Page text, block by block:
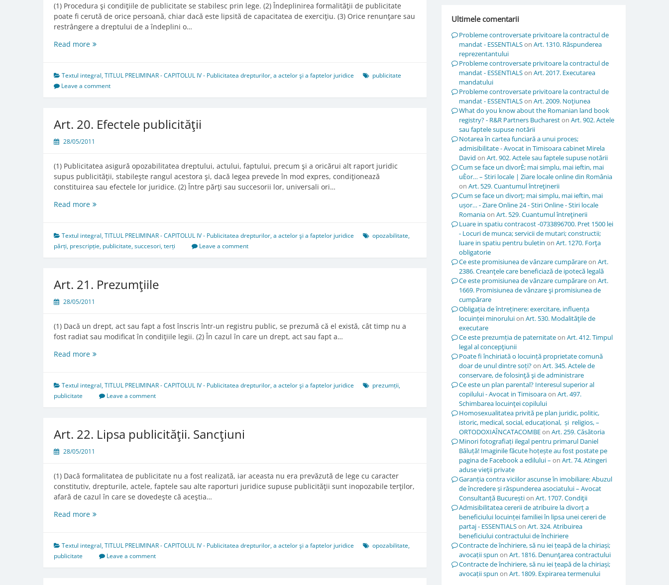
(1) Procedura şi condiţiile de publicitate se stabilesc prin lege. (2) Îndeplinirea formalităţii de publicitate
poate fi cerută de orice persoană, chiar dacă este lipsită de capacitatea de exerciţiu. (3) Orice renunţare sau
restrângere a dreptului de a îndeplini o…
Read moreArt.
de
publicitate
Textul integral,TITLUL PRELIMINAR - CAPITOLUL IV - Publicitatea drepturilor, a actelor şi a faptelor juridice
publicitate
Leave a comment
Art. 20. Efectele publicităţii
28/05/2011
(1) Publicitatea asigură opozabilitatea dreptului, actului, faptului, precum şi a oricărui alt raport juridic
supus publicităţii, stabileşte rangul acestora şi, dacă legea prevede în mod expres, condiţionează
constituirea sau efectele lor juridice. (2) Între părţi sau succesorii lor, universali ori…
Read moreArt.
publicităţii
Textul integral,TITLUL PRELIMINAR - CAPITOLUL IV - Publicitatea drepturilor, a actelor şi a faptelor juridice opozabilitate,
părți, prescripție, publicitate,succesori,terți Leave a comment
Art. 21. Prezumţiile
28/05/2011
(1) Dacă un drept, act sau fapt a fost înscris într-un registru public, se prezumă că el există, cât timp nu a
fost radiat sau modificat în condiţiile legii. (2) În cazul în care un drept, act sau fapt a…
Read moreArt.
Textul integral,TITLUL PRELIMINAR - CAPITOLUL IV - Publicitatea drepturilor, a actelor şi a faptelor juridice prezumții,
publicitate
Leave a comment
Art. 22. Lipsa publicităţii. Sancţiuni
28/05/2011
(1) Dacă formalitatea de publicitate nu a fost realizată, iar aceasta nu era prevăzută de lege cu caracter
constitutiv, drepturile, actele, faptele sau alte raporturi juridice supuse publicităţii sunt inopozabile terţilor,
afară de cazul în care se dovedeşte că aceştia…
Read moreArt.
publicităţii.
Sancţiuni
Textul integral,TITLUL PRELIMINAR - CAPITOLUL IV - Publicitatea drepturilor, a actelor şi a faptelor juridice opozabilitate,
publicitate
Leave a comment
Ultimele comentarii
Probleme controversate privitoare la contractul de
mandat - ESSENTIALSon Art. 1310. Răspunderea
reprezentantului
Probleme controversate privitoare la contractul de
mandat - ESSENTIALSon Art. 2017. Executarea
mandatului
Probleme controversate privitoare la contractul de
mandat - ESSENTIALSon Art. 2009. Noţiunea
What do you know about the Romanian land book
registry? - R&R Partners Buchareston Art. 902. Actele
sau faptele supuse notării
Notarea în cartea funciară a unui proces;
admisibilitate - Avocat in Timisoara cabinet Mirela
David on Art. 902. Actele sau faptele supuse notării
Cum se face un divorÈ; mai simplu, mai ieftin, mai
uÈor… – Stiri locale | Ziare locale online din România
on Art. 529. Cuantumul întreţinerii
Cum se face un divorț; mai simplu, mai ieftin, mai
ușor… - Ziare Online 24 - Stiri Online - Stiri locale
Romaniaon Art. 529. Cuantumul întreţinerii
Luare in spatiu contracost -0733896700. Pret 1500 lei
- Locuri de munca; servicii de mutari; constructii;
luare in spatiu pentru buletin on Art. 1270. Forţa
obligatorie
Ce este promisiunea de vânzare cumpărareon Art.
2386. Creanţele care beneficiază de ipotecă legală
Ce este promisiunea de vânzare cumpărareon Art.
1669. Promisiunea de vânzare şi promisiunea de
cumpărare
Obligația de întreținere: exercitare, influența
locuinței minoruluion Art. 530. Modalităţile de
executare
Ce este prezumția de paternitateon Art. 412. Timpul
legal al concepţiunii
Poate fi închiriată o locuință proprietate comună
doar de unul dintre soți?on Art. 345. Actele de
conservare, de folosinţă şi de administrare
Ce este un plan parental? Interesul superior al
copilului - Avocat in Timisoaraon Art. 497.
Schimbarea locuinţei copilului
Homosexualitatea privită pe plan juridic, politic,
istoric, medical, social, educațional, și religios, –
ORTODOXIAÎNCATACOMBEon Art. 259. Căsătoria
Minori fotografiați ilegal pentru primarul Daniel
Băluță! Imaginile făcute hoțește au fost postate pe
pagina de Facebook a edilului – on Art. 74. Atingeri
aduse vieţii private
Garanția contra viciilor ascunse în imobiliare: Abuzul
de încredere și răspunderea asociatului – Avocat
Consultanță Bucureștion Art. 1707. Condiţii
Admisibilitatea cererii de atribuire la divorț a
beneficiului locuinței familiei în lipsa unei cereri de
partaj - ESSENTIALSon Art. 324. Atribuirea
beneficiului contractului de închiriere
Contracte de închiriere, să nu iei țeapă de la chiriași;
avocații spun on Art. 1816. Denunţarea contractului
Contracte de închiriere, să nu iei țeapă de la chiriași;
avocații spun on Art. 1809. Expirarea termenului